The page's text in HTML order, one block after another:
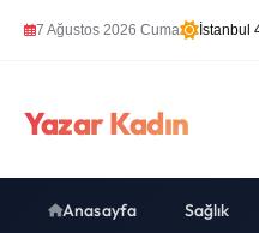
7 Ağustos 2026 Cuma İstanbul
Yazar Kadın
Anasayfa Sağlık